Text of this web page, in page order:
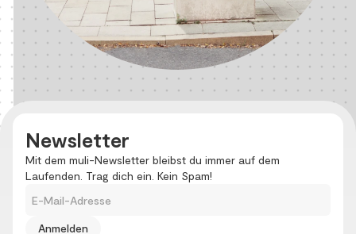
Newsletter
Mit dem muli-Newsletter bleibst du immer auf dem
Laufenden. Trag dich ein. Kein Spam!